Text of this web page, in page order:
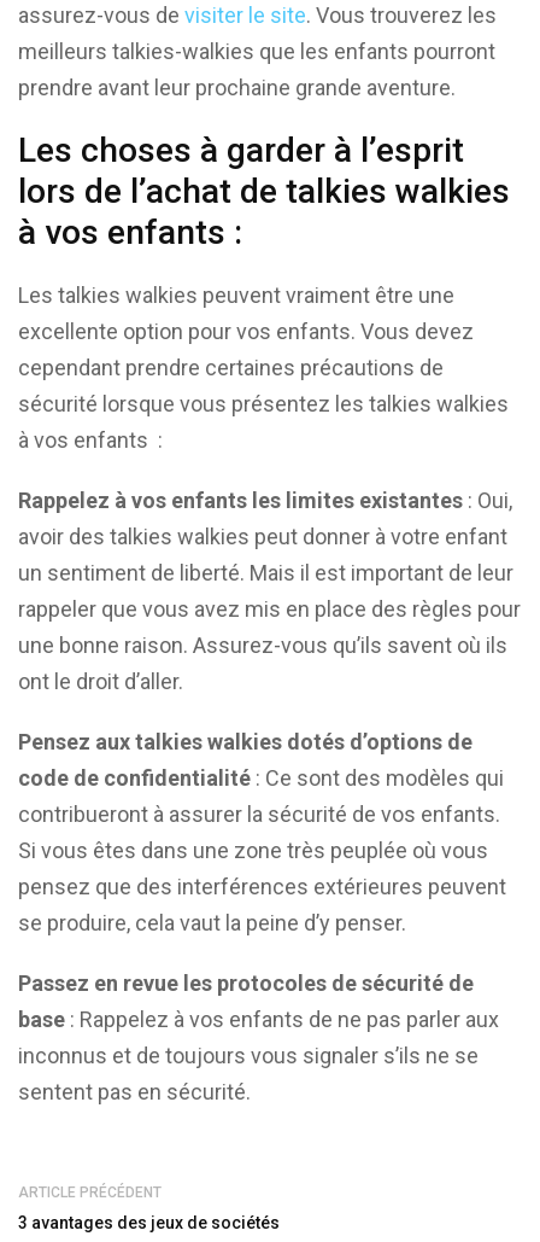
assurez-vous de visiter le site. Vous trouverez les
meilleurs talkies-walkies que les enfants pourront
prendre avant leur prochaine grande aventure.
Les choses à garder à l’esprit
lors de l’achat de talkies walkies
à vos enfants :
Les talkies walkies peuvent vraiment être une
excellente option pour vos enfants. Vous devez
cependant prendre certaines précautions de
sécurité lorsque vous présentez les talkies walkies
à vos enfants :
Rappelez à vos enfants les limites existantes : Oui,
avoir des talkies walkies peut donner à votre enfant
un sentiment de liberté. Mais il est important de leur
rappeler que vous avez mis en place des règles pour
une bonne raison. Assurez-vous qu’ils savent où ils
ont le droit d’aller.
Pensez aux talkies walkies dotés d’options de
code de confidentialité : Ce sont des modèles qui
contribueront à assurer la sécurité de vos enfants.
Si vous êtes dans une zone très peuplée où vous
pensez que des interférences extérieures peuvent
se produire, cela vaut la peine d’y penser.
Passez en revue les protocoles de sécurité de
base : Rappelez à vos enfants de ne pas parler aux
inconnus et de toujours vous signaler s’ils ne se
sentent pas en sécurité.
ARTICLE PRÉCÉDENT
3 avantages des jeux de sociétés